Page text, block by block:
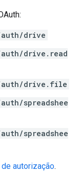
auth/drive
auth/drive.read
auth/drive.file
spreadshee
spreadshee
de autorização.